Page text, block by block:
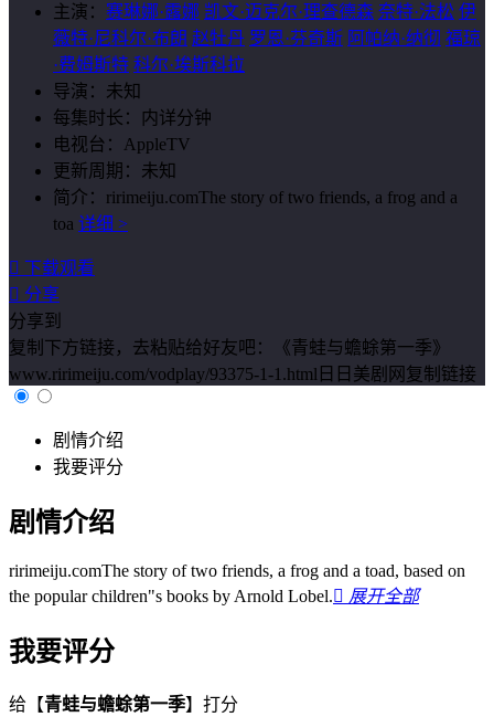
主演： 赛琳娜·露娜 凯文·迈克尔·理查德森 奈特·法松 伊
薇特·尼科尔·布朗 赵牡丹 罗恩·芬奇斯 阿帕纳·纳彻 福琼
·费姆斯特 科尔·埃斯科拉
导演： 未知
每集时长：
内详分钟
电视台：
AppleTV
更新周期： 未知
简介： ririmeiju.comThe story of two friends, a frog and a
toa 详细 >
 下载观看
 分享
分享到
复制下方链接，去粘贴给好友吧：
《青蛙与蟾蜍第一季》
www.ririmeiju.com/vodplay/93375-1-1.html日日美剧网 复制链接
剧情介绍
我要评分
剧情介绍
ririmeiju.comThe story of two friends, a frog and a toad, based on
the popular children"s books by Arnold Lobel. 展开全部
我要评分
给【青蛙与蟾蜍第一季】打分